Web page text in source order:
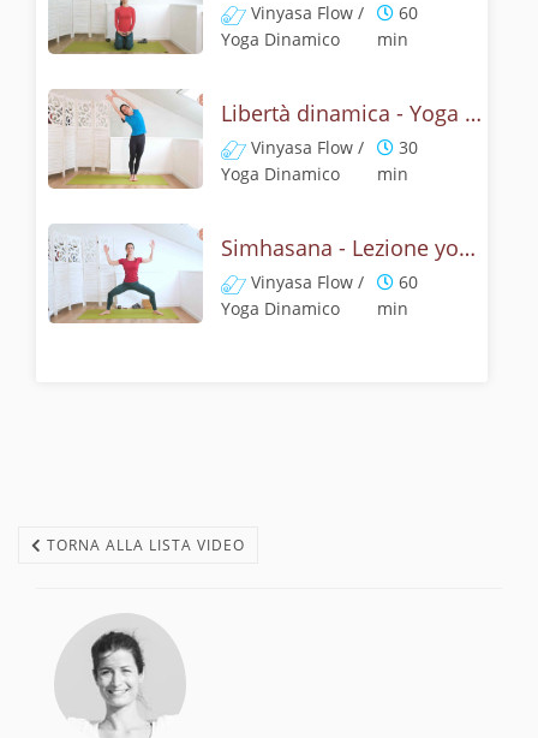
Vinyasa Flow /
Yoga Dinamico
60
min
Libertà dinamica - Yoga con il ruggito del leone
Vinyasa Flow /
Yoga Dinamico
30
min
Simhasana - Lezione yoga con la mitologia della posizione del ruggito del leone
Vinyasa Flow /
Yoga Dinamico
60
min
TORNA ALLA LISTA VIDEO